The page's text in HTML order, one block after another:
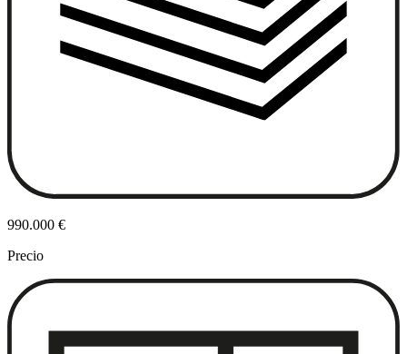
990.000 €
Precio